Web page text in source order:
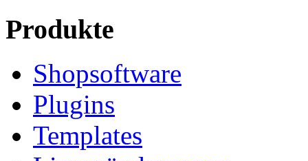
Produkte
Shopsoftware
Plugins
Templates